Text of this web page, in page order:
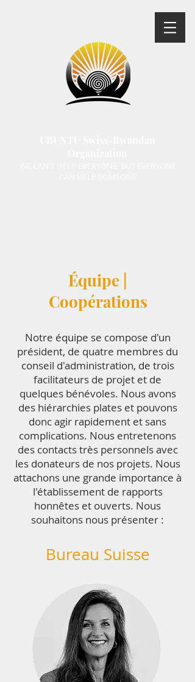
Équipe |
Coopérations
Notre équipe se compose d'un
président, de quatre membres du
conseil d'administration, de trois
facilitateurs de projet et de
quelques bénévoles. Nous avons
des hiérarchies plates et pouvons
donc agir rapidement et sans
complications. Nous entretenons
des contacts très personnels avec
les donateurs de nos projets. Nous
attachons une grande importance à
l'établissement de rapports
honnêtes et ouverts. Nous
souhaitons nous présenter :
Bureau Suisse